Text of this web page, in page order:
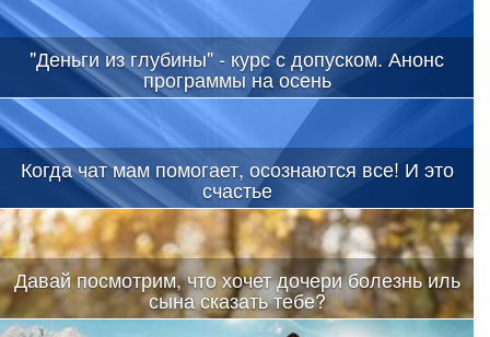
"Деньги из глубины" - курс с допуском. Анонс
программы на осень
Когда чат мам помогает, осознаются все! И это
счастье
Давай посмотрим, что хочет дочери болезнь иль
сына сказать тебе?